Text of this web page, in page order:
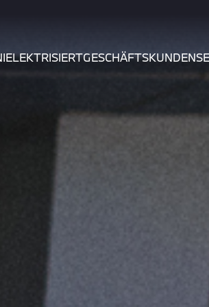
ELEKTRISIERTGESCHÄFTSKUNDEN